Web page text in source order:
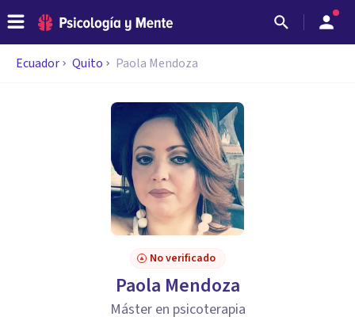
Ecuador Quito Paola Mendoza
No verificado
Paola Mendoza
Máster en psicoterapia